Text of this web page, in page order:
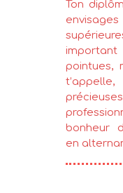
Ton
important
pointues,
bonheur
en